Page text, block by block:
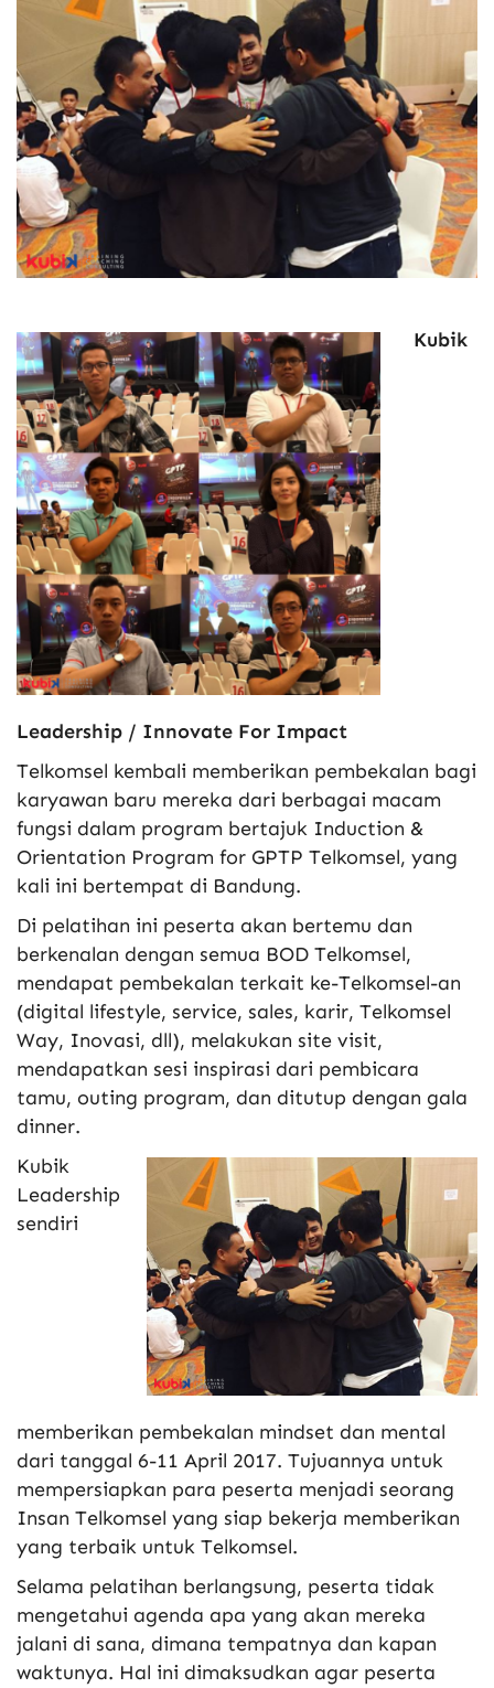
Kubik
Leadership / Innovate For Impact
Telkomsel kembali memberikan pembekalan bagi
karyawan baru mereka dari berbagai macam
fungsi dalam program bertajuk Induction &
Orientation Program for GPTP Telkomsel, yang
kali ini bertempat di Bandung.
Di pelatihan ini peserta akan bertemu dan
berkenalan dengan semua BOD Telkomsel,
mendapat pembekalan terkait ke-Telkomsel-an
(digital lifestyle, service, sales, karir, Telkomsel
Way, Inovasi, dll), melakukan site visit,
mendapatkan sesi inspirasi dari pembicara
tamu, outing program, dan ditutup dengan gala
dinner.
Kubik
Leadership
sendiri
memberikan pembekalan mindset dan mental
dari tanggal 6-11 April 2017. Tujuannya untuk
mempersiapkan para peserta menjadi seorang
Insan Telkomsel yang siap bekerja memberikan
yang terbaik untuk Telkomsel.
Selama pelatihan berlangsung, peserta tidak
mengetahui agenda apa yang akan mereka
jalani di sana, dimana tempatnya dan kapan
waktunya. Hal ini dimaksudkan agar peserta